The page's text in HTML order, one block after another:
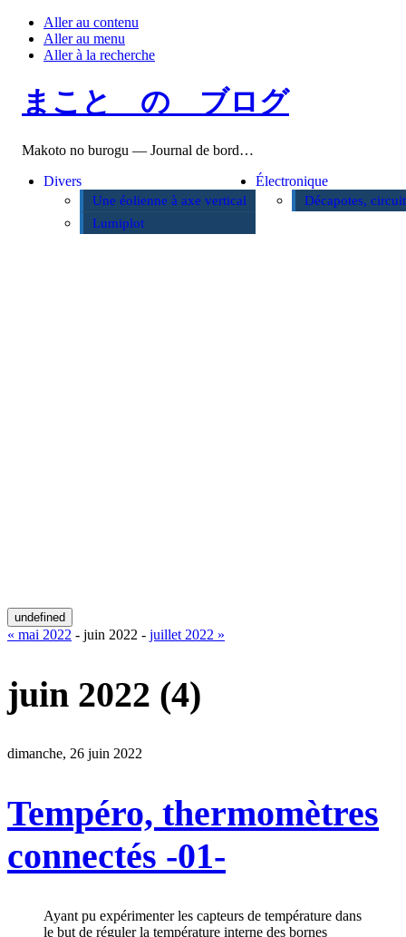
Aller au contenu
Aller au menu
Aller à la recherche
まこと の ブログ
Makoto no burogu — Journal de bord…
Divers
Une éolienne à axe vertical
Lumiplot
Électronique
Décapotes,
undefined
« mai 2022 - juin 2022 - juillet 2022 »
juin 2022 (4)
dimanche, 26 juin 2022
Tempéro, thermomètres
connectés -01-
Ayant pu expérimenter les capteurs de température dans
le but de réguler la température interne des bornes